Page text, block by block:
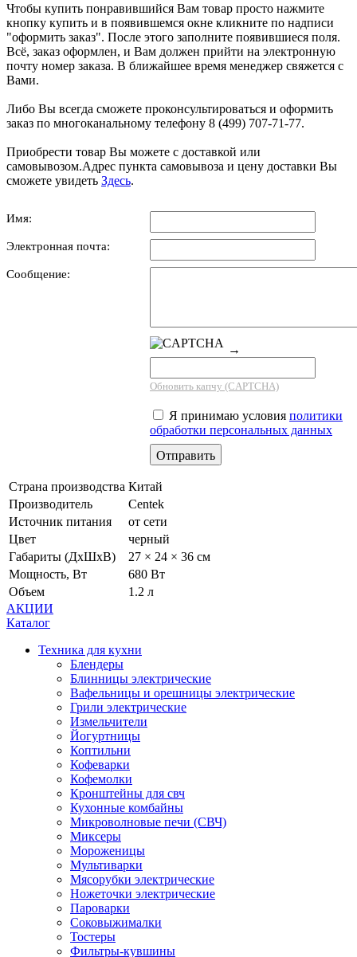
Чтобы купить понравившийся Вам товар просто нажмите
кнопку купить и в появившемся окне кликните по надписи
"оформить заказ". После этого заполните появившиеся поля.
Всё, заказ оформлен, и Вам должен прийти на электронную
почту номер заказа. В ближайшее время менеджер свяжется с
Вами.
Либо Вы всегда сможете проконсультироваться и оформить
заказ по многоканальному телефону 8 (499) 707-71-77.
Приобрести товар Вы можете с доставкой или
самовывозом.Адрес пункта самовывоза и цену доставки Вы
сможете увидеть Здесь.
Имя:
Электронная почта:
Сообщение:
→
Обновить капчу (CAPTCHA)
Я принимаю условия политики
обработки персональных данных
Страна производства Китай
Производитель
Centek
Источник питания
от сети
Цвет
черный
Габариты (ДхШхВ)
27 × 24 × 36 см
Мощность, Вт
680 Вт
Объем
1.2 л
АКЦИИ
Каталог
Техника для кухни
Блендеры
Блинницы электрические
Вафельницы и орешницы электрические
Грили электрические
Измельчители
Йогуртницы
Коптильни
Кофеварки
Кофемолки
Кронштейны для свч
Кухонные комбайны
Микроволновые печи (СВЧ)
Миксеры
Мороженицы
Мультиварки
Мясорубки электрические
Ножеточки электрические
Пароварки
Соковыжималки
Тостеры
Фильтры-кувшины